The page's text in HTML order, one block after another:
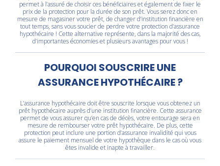
permet à l’assuré de choisir ces bénéficiaires et également de fixer le
prix de la protection pour la durée de son prêt. Vous serez donc en
mesure de magasiner votre prêt, de changer d’institution financière en
tout temps, sans vous soucier de perdre votre protection d’assurance
hypothécaire ! Cette alternative représente, dans la majorité des cas,
d’importantes économies et plusieurs avantages pour vous !
POURQUOI SOUSCRIRE UNE
ASSURANCE HYPOTHÉCAIRE ?
L’assurance hypothécaire doit être souscrite lorsque vous obtenez un
prêt hypothécaire auprès d’une institution financière. Cette assurance
permet de vous assurer qu’en cas de décès, votre entourage sera en
mesure de rembourser votre prêt hypothécaire. De plus, cette
protection peut inclure une portion d’assurance invalidité qui vous
assure le paiement mensuel de votre hypothèque dans le cas où vous
êtes invalide et inapte à travailler.